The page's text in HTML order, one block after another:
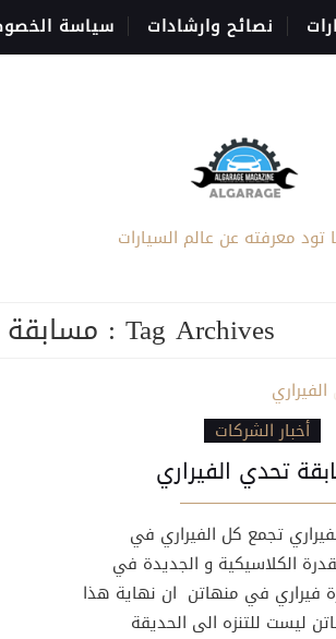
نصائح وارشادات سياسة
تود معرفته عن عالم السيارات
Tag Archives : مسابقة
أخبار الشركات
تحدي الفيراري
تجمع كل الفيراري في
الكلاسيكية و الجديدة في
28 سيارة فيراري في منهاتن ان نهاية هذا
ليست للتنزه الى الحديقة